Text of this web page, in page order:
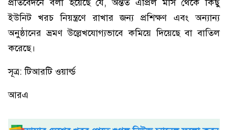
প্রতিবেদনে বলা হয়েছে যে, অন্তত এপ্রিল মাস থেকে কিছু
ইউনিট খরচ নিয়ন্ত্রণে রাখার জন্য প্রশিক্ষণ এবং অন্যান্য
অনুষ্ঠানের ভ্রমণ উল্লেখযোগ্যভাবে কমিয়ে দিয়েছে বা বাতিল
করেছে।
সূত্র: টিআরটি ওয়ার্ল্ড
আরএ